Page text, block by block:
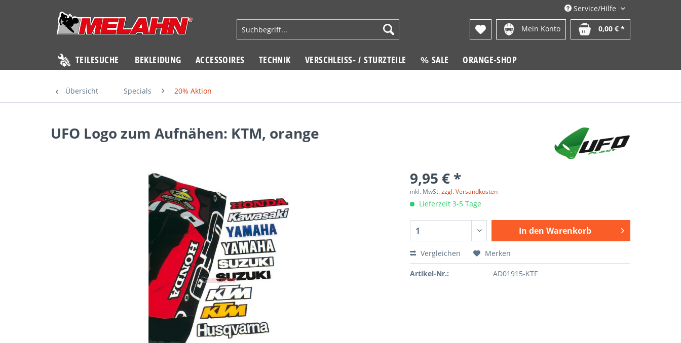
Service/Hilfe
Mein Konto 0,00 € *
TEILESUCHE BEKLEIDUNG ACCESSOIRES TECHNIK VERSCHLEISS- / STURZTEILE % SALE ORANGE-SHOP
Übersicht Specials 20% Aktion
UFO Logo zum Aufnähen: KTM, orange
9,95 € *
inkl. MwSt.zzgl. Versandkosten
Lieferzeit 3-5 Tage
In den Warenkorb
Vergleichen Merken
Artikel-Nr.: AD01915-KTF